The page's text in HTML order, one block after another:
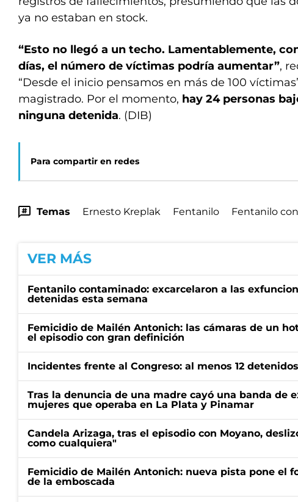
ya no estaban en stock.
“Esto no llegó a un techo. Lamentablemente,
días, el número de víctimas podría aumentar”,
“Desde el inicio pensamos en más de 100
magistrado. Por el momento, hay 24 personas
ninguna detenida. (DIB)
Para compartir en redes
Temas Ernesto Kreplak Fentanilo Fentanilo
VER MÁS
Fentanilo contaminado: excarcelaron a las
detenidas esta semana
Femicidio de Mailén Antonich: las cámaras de un
el episodio con gran definición
Incidentes frente al Congreso: al menos 12 detenidos
Tras la denuncia de una madre cayó una banda de
mujeres que operaba en La Plata y Pinamar
Candela Arizaga, tras el episodio con Moyano,
como cualquiera"
Femicidio de Mailén Antonich: nueva pista pone el
de la emboscada